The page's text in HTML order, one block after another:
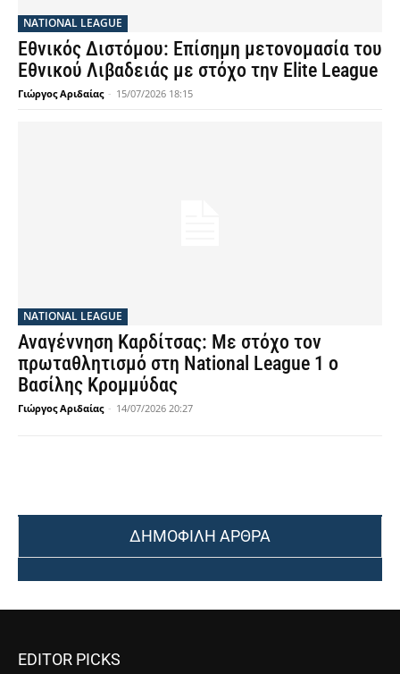
NATIONAL LEAGUE
Εθνικός Διστόμου: Επίσημη μετονομασία του
Εθνικού Λιβαδειάς με στόχο την Elite League
Γιώργος Αριδαίας - 15/07/2026 18:15
NATIONAL LEAGUE
Αναγέννηση Καρδίτσας: Με στόχο τον
πρωταθλητισμό στη National League 1 ο
Βασίλης Κρομμύδας
Γιώργος Αριδαίας - 14/07/2026 20:27
ΔΗΜΟΦΙΛΗ ΑΡΘΡΑ
EDITOR PICKS